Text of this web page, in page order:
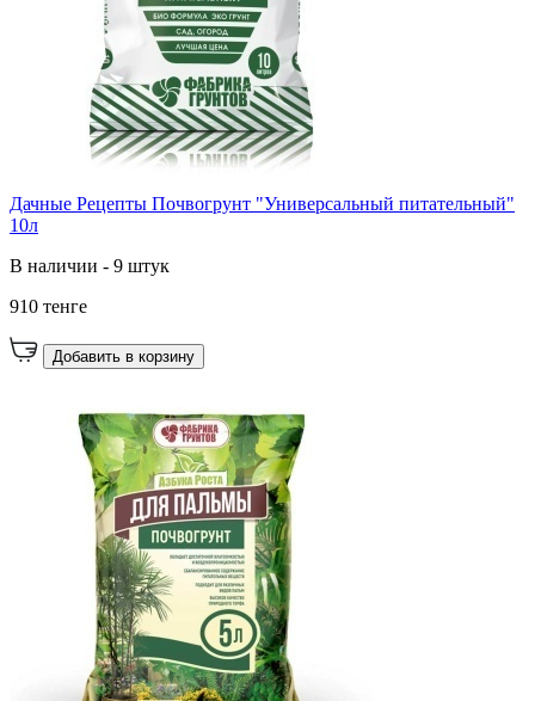
Дачные Рецепты Почвогрунт "Универсальный питательный"
10л
В наличии - 9 штук
910 тенге
Добавить в корзину